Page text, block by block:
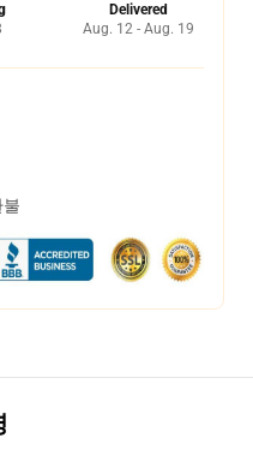
Delivered
Aug. 12 - Aug. 19